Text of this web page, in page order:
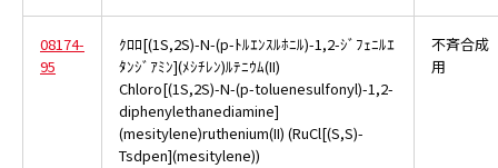
08174-
95
ｸﾛﾛ[(1S,2S)-N-(p-ﾄﾙｴﾝｽﾙﾎﾆﾙ)-1,2-ｼﾞﾌｪﾆﾙｴ
ﾀﾝｼﾞｱﾐﾝ](ﾒｼﾁﾚﾝ)ﾙﾃﾆｳﾑ(II)
Chloro[(1S,2S)-N-(p-toluenesulfonyl)-1,2-
diphenylethanediamine]
(mesitylene)ruthenium(II) (RuCl[(S,S)-
Tsdpen](mesitylene))
不斉合成
用